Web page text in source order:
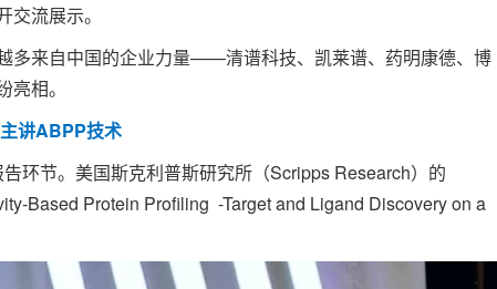
流展示。
来自中国的企业力量——清谱科技、凯莱谱、药明康德、博
相。
讲ABPP技术
节。美国斯克利普斯研究所（Scripps Research）的
Based Protein Profiling -Target and Ligand Discovery on a